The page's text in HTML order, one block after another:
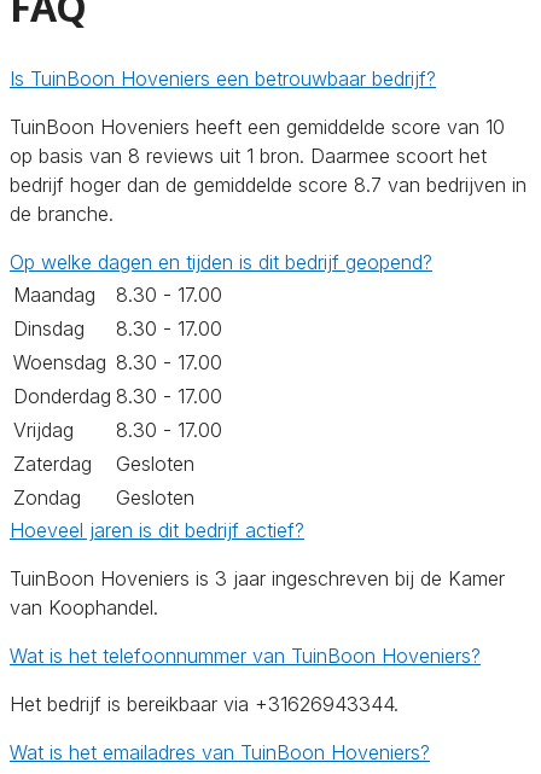
Is TuinBoon Hoveniers een betrouwbaar bedrijf?
TuinBoon Hoveniers heeft een gemiddelde score van 10
op basis van 8 reviews uit 1 bron. Daarmee scoort het
bedrijf hoger dan de gemiddelde score 8.7 van bedrijven in
de branche.
Op welke dagen en tijden is dit bedrijf geopend?
Maandag
8.30 - 17.00
Dinsdag
8.30 - 17.00
Woensdag 8.30 - 17.00
Donderdag 8.30 - 17.00
Vrijdag
8.30 - 17.00
Zaterdag
Gesloten
Zondag
Gesloten
Hoeveel jaren is dit bedrijf actief?
TuinBoon Hoveniers is 3 jaar ingeschreven bij de Kamer
van Koophandel.
Wat is het telefoonnummer van TuinBoon Hoveniers?
Het bedrijf is bereikbaar via +31626943344.
Wat is het emailadres van TuinBoon Hoveniers?